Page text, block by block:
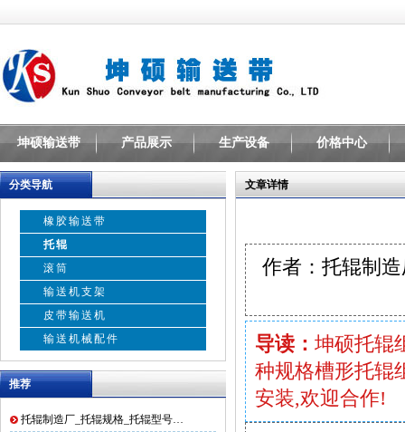
坤硕输送带 产品展示 生产设备 价格中心
分类导航
橡胶输送带
托辊
滚筒
输送机支架
皮带输送机
输送机械配件
推荐
托辊制造厂_托辊规格_托辊型号…
文章详情
作者：托辊制
导读： 坤硕托辊
种规格槽形托辊
安装,欢迎合作!